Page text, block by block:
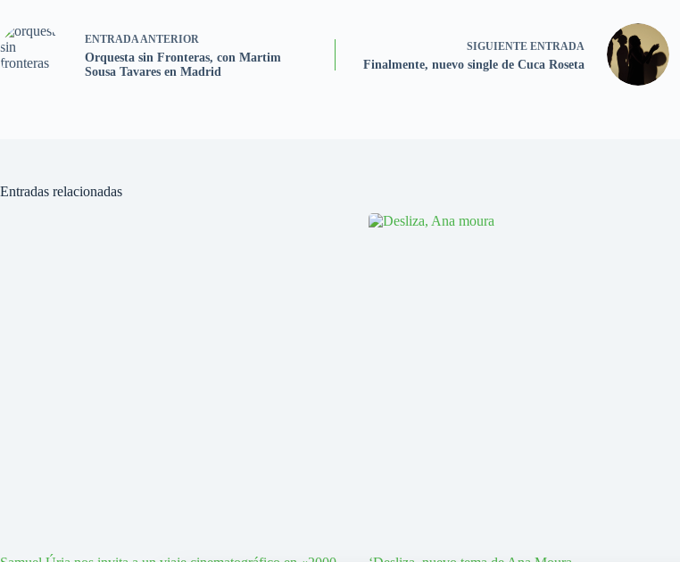
ENTRADA ANTERIOR
Orquesta sin Fronteras, con Martim
Sousa Tavares en Madrid
SIGUIENTE ENTRADA
Finalmente, nuevo single de Cuca Roseta
Entradas relacionadas